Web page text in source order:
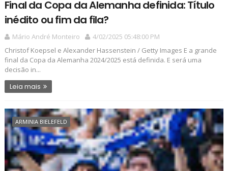
Final da Copa da Alemanha definida: Título
inédito ou fim da fila?
Mário André Monteiro
4/02/2025 05:48:00 PM
Christof Koepsel e Alexander Hassenstein / Getty Images E a grande
final da Copa da Alemanha 2024/2025 está definida. E será uma
decisão in...
Leia mais
ARMINIA BIELEFELD